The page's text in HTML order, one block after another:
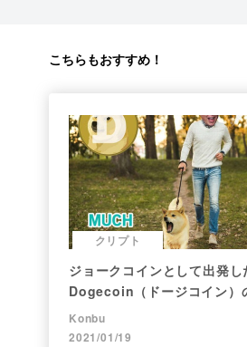
こちらもおすすめ！
クリプト
ジョークコインとして出発し
Dogecoin（ドージコイン）
まで。注目される非証券性🐶
Konbu
2021/01/19